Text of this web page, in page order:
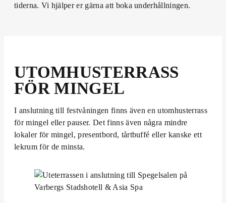
tiderna. Vi hjälper er gärna att boka underhållningen.
UTOMHUSTERRASS
FÖR MINGEL
I anslutning till festvåningen finns även en utomhusterrass
för mingel eller pauser. Det finns även några mindre
lokaler för mingel, presentbord, tårtbuffé eller kanske ett
lekrum för de minsta.